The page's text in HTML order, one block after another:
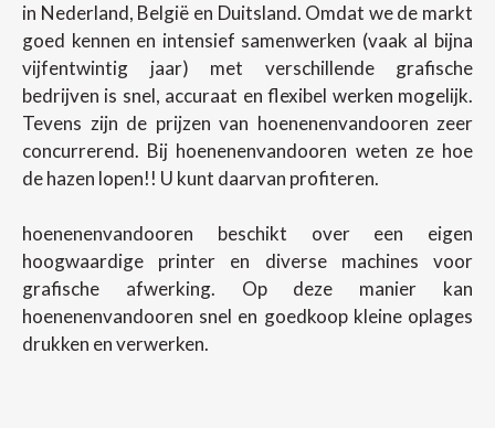
in Nederland, België en Duitsland. Omdat we de markt
goed kennen en intensief samenwerken (vaak al bijna
vijfentwintig jaar) met verschillende grafische
bedrijven is snel, accuraat en flexibel werken mogelijk.
Tevens zijn de prijzen van hoenenenvandooren zeer
concurrerend. Bij hoenenenvandooren weten ze hoe
de hazen lopen!! U kunt daarvan profiteren.
hoenenenvandooren beschikt over een eigen
hoogwaardige printer en diverse machines voor
grafische afwerking. Op deze manier kan
hoenenenvandooren snel en goedkoop kleine oplages
drukken en verwerken.